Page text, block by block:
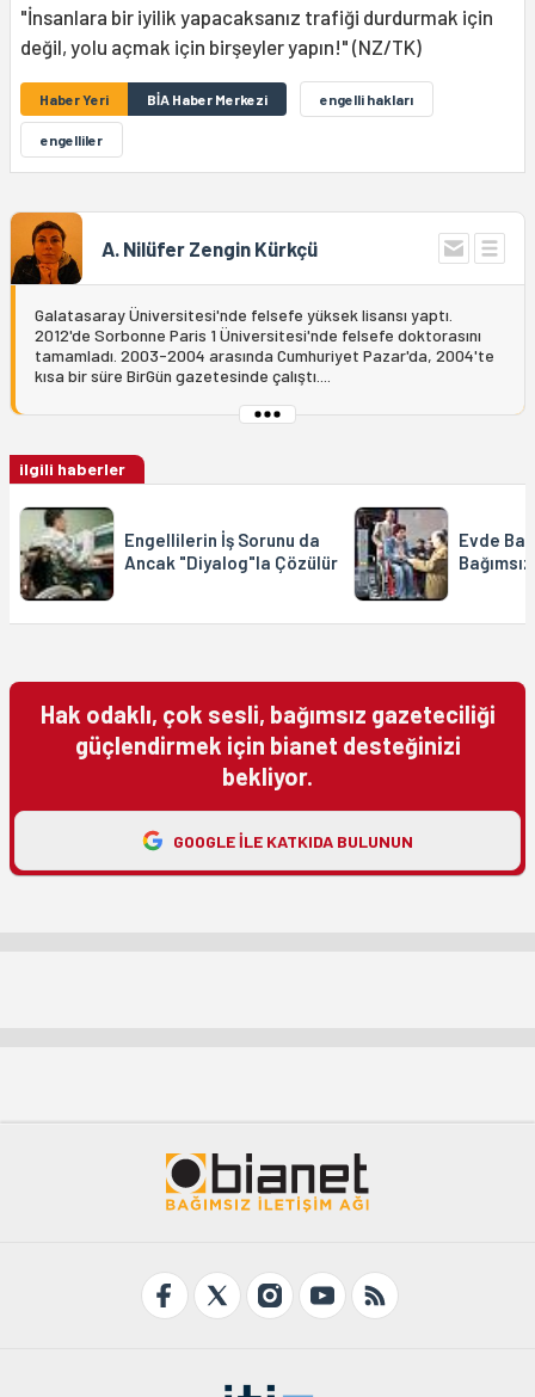
"İnsanlara bir iyilik yapacaksanız trafiği durdurmak için
değil, yolu açmak için birşeyler yapın!" (NZ/TK)
Haber Yeri BİA Haber Merkezi engelli hakları
engelliler
A. Nilüfer Zengin Kürkçü
Galatasaray Üniversitesi'nde felsefe yüksek lisansı yaptı.
2012'de Sorbonne Paris 1 Üniversitesi'nde felsefe doktorasını
tamamladı. 2003-2004 arasında Cumhuriyet Pazar'da, 2004'te
kısa bir süre BirGün gazetesinde çalıştı....
ilgili haberler
Engellilerin İş Sorunu da
Ancak "Diyalog"la Çözülür
Evde
Hak odaklı, çok sesli, bağımsız gazeteciliği
güçlendirmek için bianet desteğinizi
bekliyor.
GOOGLE ILE KATKIDA BULUNUN